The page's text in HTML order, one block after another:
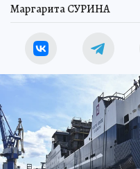
Маргарита СУРИНА